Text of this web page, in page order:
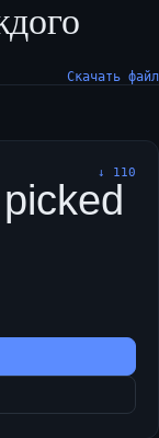
Скачать файл
↓ 110